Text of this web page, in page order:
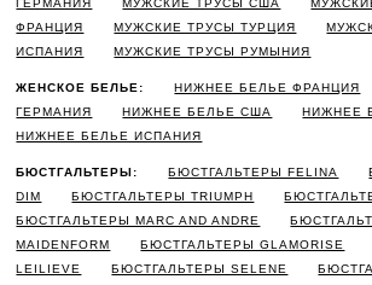
ГЕРМАНИЯ
МУЖСКИЕ ТРУСЫ США
ФРАНЦИЯ
МУЖСКИЕ ТРУСЫ ТУРЦИЯ
ИСПАНИЯ
МУЖСКИЕ ТРУСЫ РУМЫНИЯ
ЖЕНСКОЕ БЕЛЬЕ: НИЖНЕЕ БЕЛЬЕ ФРАНЦИЯ
ГЕРМАНИЯ
НИЖНЕЕ БЕЛЬЕ США
НИЖНЕЕ
НИЖНЕЕ БЕЛЬЕ ИСПАНИЯ
БЮСТГАЛЬТЕРЫ: БЮСТГАЛЬТЕРЫ FELINA
DIM
БЮСТГАЛЬТЕРЫ TRIUMPH
БЮСТГАЛЬТЕРЫ MARC AND ANDRE
MAIDENFORM
БЮСТГАЛЬТЕРЫ GLAMORISE
LEILIEVE
БЮСТГАЛЬТЕРЫ SELENE